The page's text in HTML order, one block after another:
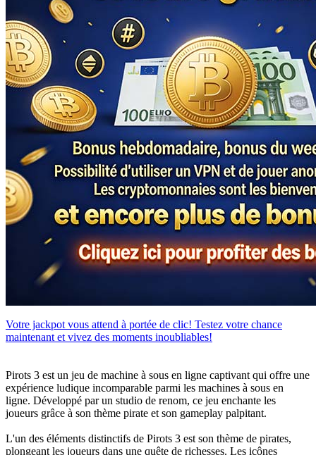
Votre jackpot vous attend à portée de clic! Testez votre chance
maintenant et vivez des moments inoubliables!
Pirots 3 est un jeu de machine à sous en ligne captivant qui offre une
expérience ludique incomparable parmi les machines à sous en
ligne. Développé par un studio de renom, ce jeu enchante les
joueurs grâce à son thème pirate et son gameplay palpitant.
L'un des éléments distinctifs de Pirots 3 est son thème de pirates,
plongeant les joueurs dans une quête de richesses. Les icônes